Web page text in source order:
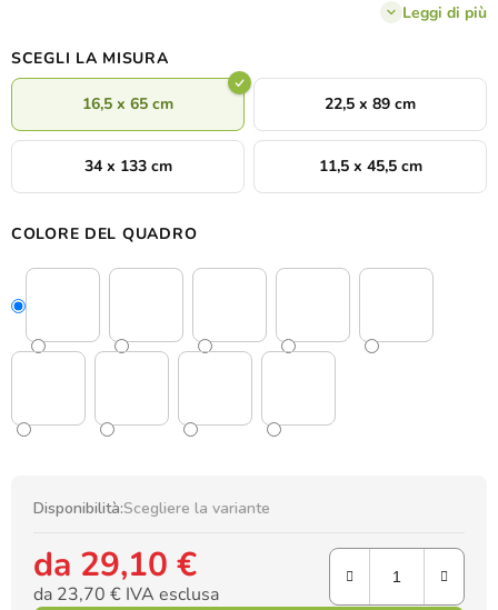
Leggi di più
SCEGLI LA MISURA
16,5 x 65 cm 22,5 x 89 cm
34 x 133 cm 11,5 x 45,5 cm
COLORE DEL QUADRO
Disponibilità:Scegliere la variante
da 29,10 €
da 23,70 € IVA esclusa